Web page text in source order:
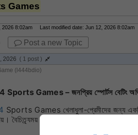
Games
2026 8:02am Last modified date: Jun 12, 2026 8:02am
Post a new Topic
2026 ( 1 post )
(l444bdio)
Games – জনপ্রিয় স্পোর্টস বেটিং
Sports Games খেলাধুলা-প্রেমীদের জন্য একটি
বৈচিত্র্যময় স্পোর্টস ক্যাটাগরি এবং